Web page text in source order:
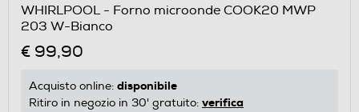
WHIRLPOOL - Forno microonde COOK20 MWP
203 W-Bianco
€ 99,90
Acquisto online: disponibile
Ritiro in negozio in 30' gratuito: verifica